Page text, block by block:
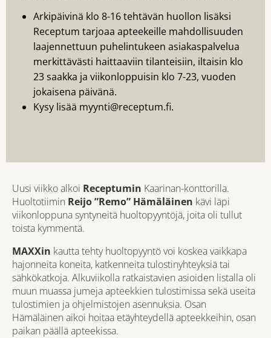
Arkipäivinä klo 8-16 tehtävän huollon lisäksi
Receptum tarjoaa apteekeille mahdollisuuden
laajennettuun puhelintukeen asiakaspalvelua
merkittävästi haittaaviin tilanteisiin, iltaisin klo
23 saakka ja viikonloppuisin klo 7-23, vuoden
jokaisena päivänä.
Kysy lisää myynti@receptum.fi.
Uusi viikko alkoi Receptumin Kaarinan-konttorilla.
Huoltotiimin Reijo ”Remo” Hämäläinen kävi läpi
viikonloppuna syntyneitä huoltopyyntöjä, joita oli tullut
toista kymmentä.
MAXXin kautta tehty huoltopyyntö voi koskea vaikkapa
hajonneita koneita, katkenneita tulostinyhteyksiä tai
sähkökatkoja. Alkuviikolla ratkaistavien asioiden listalla oli
muun muassa jumeja apteekkien tulostimissa sekä useita
tulostimien ja ohjelmistojen asennuksia. Osan
Hämäläinen aikoi hoitaa etäyhteydellä apteekkeihin, osan
paikan päällä apteekissa.